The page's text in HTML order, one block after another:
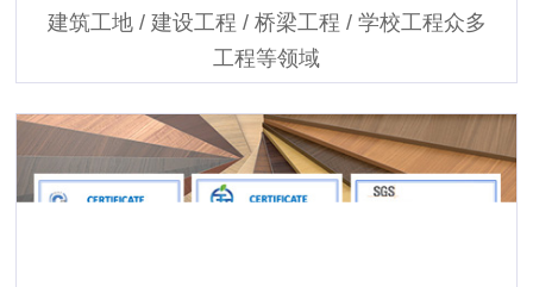
建筑工地 / 建设工程 / 桥梁工程 / 学校工程众多
工程等领域